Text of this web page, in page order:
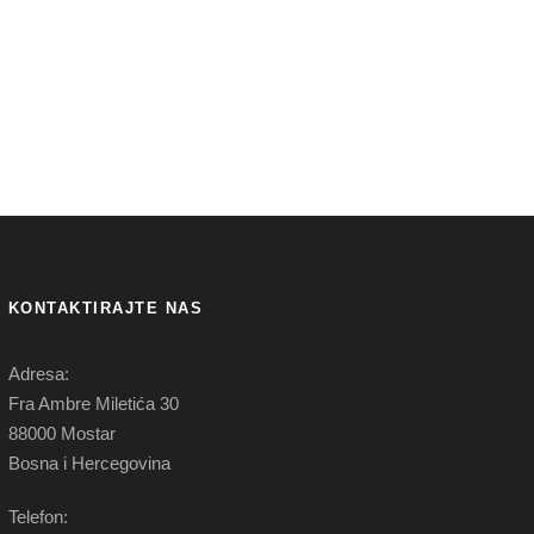
KONTAKTIRAJTE NAS
Adresa:
Fra Ambre Miletića 30
88000 Mostar
Bosna i Hercegovina
Telefon: